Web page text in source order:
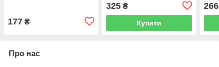
177 ₴
325₴
Купити
266
Про нас